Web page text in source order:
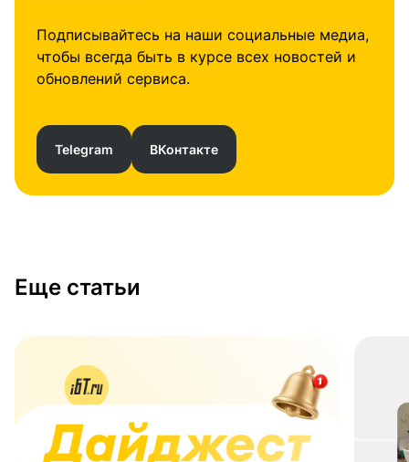
Подписывайтесь на наши социальные медиа,
чтобы всегда быть в курсе всех новостей и
обновлений сервиса.
Telegram ВКонтакте
Еще статьи